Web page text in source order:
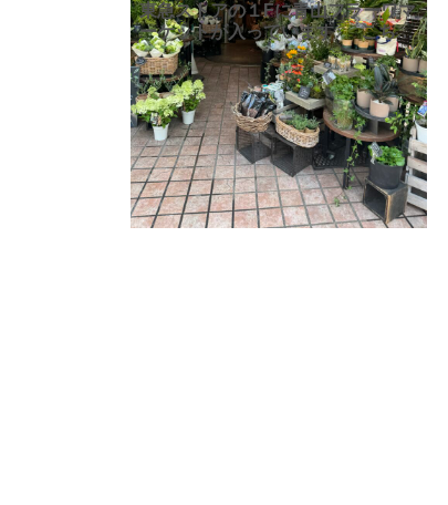
東急ストアの１Fに青山フラーワマ
ーケットが入っています♪ こちら
で花束を作って頂くととってもお
しゃれな花束に仕上がります。グ
リーンの扱いや季節物の商品も多
く取り